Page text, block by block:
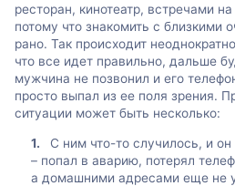
ресторан, кинотеатр, встречами
потому что знакомить с близкими
рано. Так происходит
что все идет правильно, дальше
мужчина не позвонил и его
просто выпал из ее поля зрения.
ситуации может быть несколько:
С ним что-то случилось, и
– попал в аварию, потерял
а домашними адресами еще не